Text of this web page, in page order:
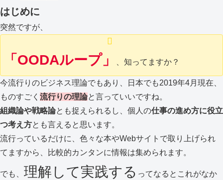
はじめに
突然ですが、
「OODAループ」 、知ってますか？
今流行りのビジネス理論でもあり、日本でも2019年4月現在、
ものすごく 流行りの理論と言っていいですね。
組織論や戦略論とも捉えられるし、個人の仕事の進め方に役立
つ考え方とも言えると思います。
流行っているだけに、色々な本やWebサイトで取り上げられ
てますから、比較的カンタンに情報は集められます。
でも、 理解して実践する ってなるとこれがなか